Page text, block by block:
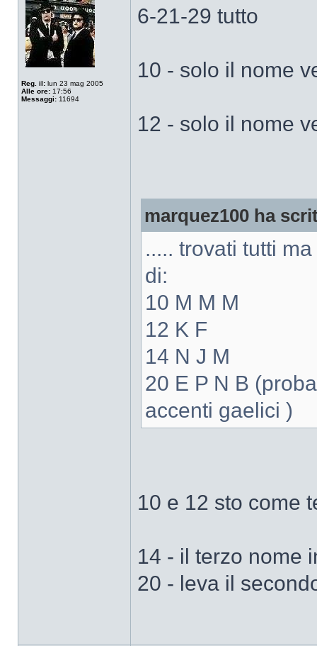
Reg. il: lun 23 mag 2005
Alle ore: 17:56
Messaggi: 11694
6-21-29 tutto
10 - solo il nome
12 - solo il nome
marquez100 ha
..... trovati tutti
di:
10 M M M
12 K F
14 N J M
20 E P N B
accenti gaelici )
10 e 12 sto come
14 - il terzo nome
20 - leva il